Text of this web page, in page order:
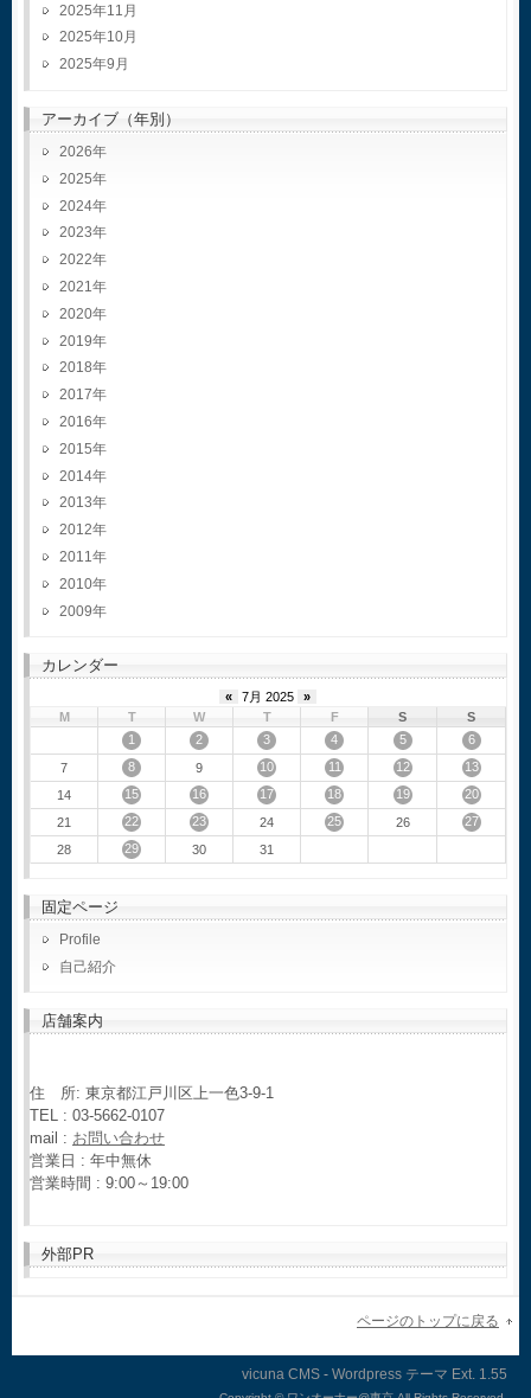
2025年11月
2025年10月
2025年9月
アーカイブ（年別）
2026
2025
2024
2023
2022
2021
2020
2019
2018
2017
2016
2015
2014
2013
2012
2011
2010
2009
カレンダー
« 7月 2025
»
M
T W T F S
S
1
2 3 4 5
6
7
8 9 10 11 12
13
14
15 16 17 18 19
20
21
22 23 24 25 26
27
28
29 30 31
固定ページ
Profile
自己紹介
店舗案内
住 所: 東京都江戸川区上一色3-9-1
TEL : 03-5662-0107
mail : お問い合わせ
営業日 : 年中無休
営業時間 : 9:00～19:00
外部PR
ページのトップに戻る
vicuna CMS - Wordpress テーマ Ext.